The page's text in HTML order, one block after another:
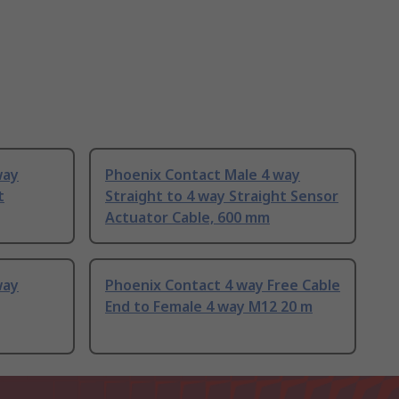
Phoenix Contact Male 4 way
Straight to 4 way Straight Sensor
Actuator Cable, 600 mm
Phoenix Contact 4 way Free Cable
End to Female 4 way M12 20 m